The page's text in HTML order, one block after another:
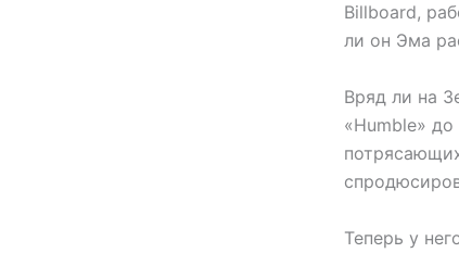
Billboard,
ли он Эма
Вряд ли на
«Humble»
Теперь у